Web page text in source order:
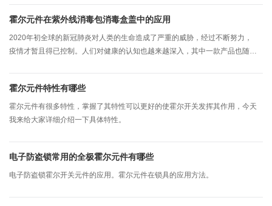
霍尔元件在紫外线消毒包消毒盒盖中的应用
2020年初全球的新冠肺炎对人类的生命造成了严重的威胁，经过不断努力，
疫情才暂且得已控制。人们对健康的认知也越来越深入，其中一款产品也随之
霍尔元件特性有哪些
霍尔元件有很多特性，掌握了其特性可以更好的使霍尔开关发挥其作用，今天
我来给大家详细介绍一下具体特性。
电子防盗锁常用的全极霍尔元件有哪些
电子防盗锁霍尔开关元件的应用。霍尔元件在锁具的应用方法。